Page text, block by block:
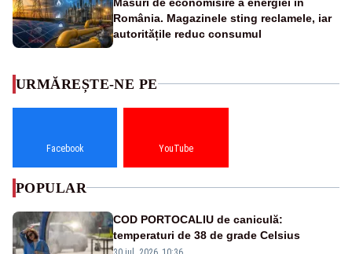
România. Magazinele sting reclamele, iar
autoritățile reduc consumul
URMĂREȘTE-NE PE
Facebook YouTube
POPULAR
COD PORTOCALIU de caniculă:
temperaturi de 38 de grade Celsius